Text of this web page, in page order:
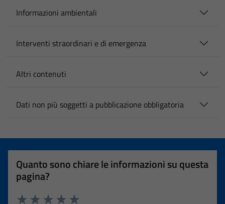
Informazioni ambientali
Interventi straordinari e di emergenza
Altri contenuti
Dati non più soggetti a pubblicazione obbligatoria
Quanto sono chiare le informazioni su questa
pagina?